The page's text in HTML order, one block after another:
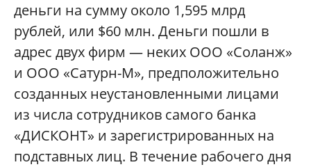
деньги на сумму около 1,595 млрд
рублей, или $60 млн. Деньги пошли в
адрес двух фирм — неких ООО «Соланж»
и ООО «Сатурн-М», предположительно
созданных неустановленными лицами
из числа сотрудников самого банка
«ДИСКОНТ» и зарегистрированных на
подставных лиц. В течение рабочего дня